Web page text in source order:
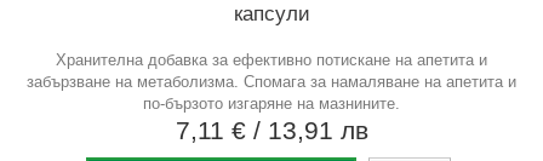
капсули
Хранителна добавка за ефективно потискане на апетита и
забързване на метаболизма. Спомага за намаляване на апетита и
по-бързото изгаряне на мазнините.
7,11 € / 13,91 лв